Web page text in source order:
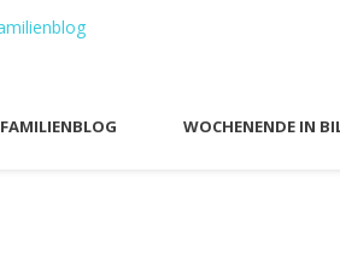
FAMILIENBLOG WOCHENENDE IN